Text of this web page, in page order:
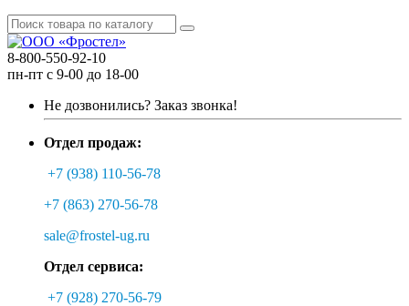
8-800-550-92-10
пн-пт с 9-00 до 18-00
Не дозвонились? Заказ звонка!
Отдел продаж:
+7 (938) 110-56-78
+7 (863) 270-56-78
sale@frostel-ug.ru
Отдел сервиса:
+7 (928) 270-56-79